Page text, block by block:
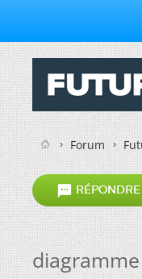
Forum
